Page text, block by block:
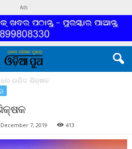
Ads
ଗଣିତ ଶିକ୍ଷକ
December 7, 2019 413